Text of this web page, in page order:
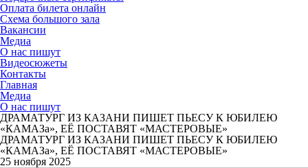
Оплата билета онлайн
Схема большого зала
Вакансии
Медиа
О нас пишут
Видеосюжеты
Контакты
Главная
Медиа
О нас пишут
ДРАМАТУРГ ИЗ КАЗАНИ ПИШЕТ ПЬЕСУ К ЮБИЛЕЮ
«КАМАЗа», ЕЁ ПОСТАВЯТ «МАСТЕРОВЫЕ»
ДРАМАТУРГ ИЗ КАЗАНИ ПИШЕТ ПЬЕСУ К ЮБИЛЕЮ
«КАМАЗа», ЕЁ ПОСТАВЯТ «МАСТЕРОВЫЕ»
25 ноября 2025